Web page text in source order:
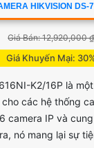
HIKVISION DS-
Giá Bán: 12,920,000 ₫
Giá Khuyến Mại:
K2/16P là
các hệ thống
camera IP và
nó mang lại sự